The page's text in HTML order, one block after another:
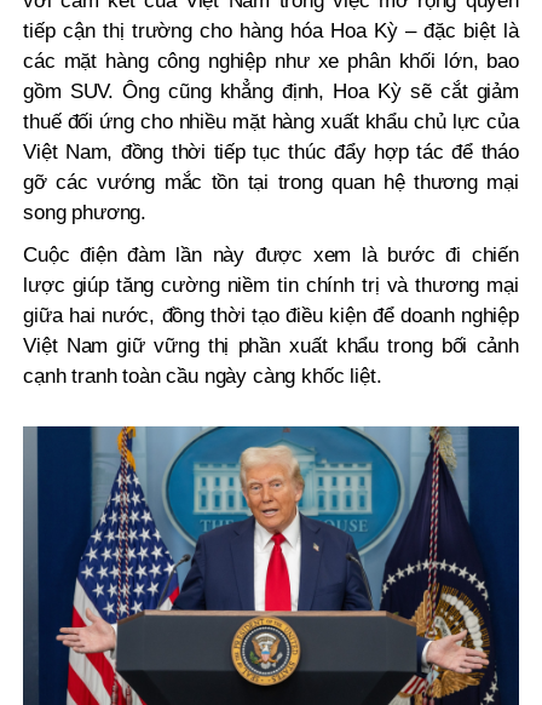
tiếp cận thị trường cho hàng hóa Hoa Kỳ – đặc biệt là
các mặt hàng công nghiệp như xe phân khối lớn, bao
gồm SUV. Ông cũng khẳng định, Hoa Kỳ sẽ cắt giảm
thuế đối ứng cho nhiều mặt hàng xuất khẩu chủ lực của
Việt Nam, đồng thời tiếp tục thúc đẩy hợp tác để tháo
gỡ các vướng mắc tồn tại trong quan hệ thương mại
song phương.
Cuộc điện đàm lần này được xem là bước đi chiến
lược giúp tăng cường niềm tin chính trị và thương mại
giữa hai nước, đồng thời tạo điều kiện để doanh nghiệp
Việt Nam giữ vững thị phần xuất khẩu trong bối cảnh
cạnh tranh toàn cầu ngày càng khốc liệt.